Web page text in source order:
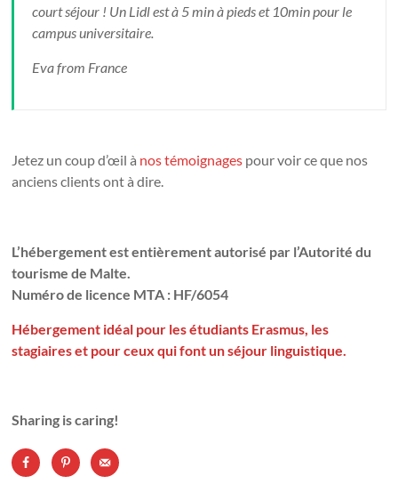
court séjour ! Un Lidl est à 5 min à pieds et 10min pour le
campus universitaire.
Eva from France
Jetez un coup d’œil à nos témoignages pour voir ce que nos
anciens clients ont à dire.
L’hébergement est entièrement autorisé par l’Autorité du
tourisme de Malte.
Numéro de licence MTA : HF/6054
Hébergement idéal pour les étudiants Erasmus, les
stagiaires et pour ceux qui font un séjour linguistique.
Sharing is caring!